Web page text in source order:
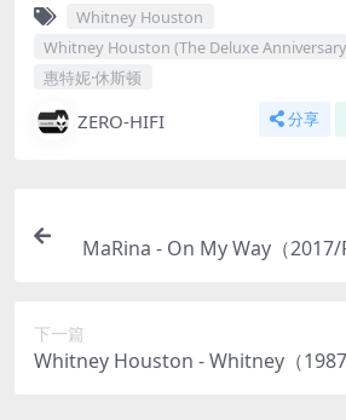
Whitney Houston
Whitney Houston (The Deluxe
惠特妮·休斯顿
ZERO-HIFI 分享
MaRina - On My Way（2017/
下一篇
Whitney Houston - Whitney（